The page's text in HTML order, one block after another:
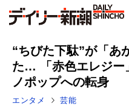
“ちびた下駄”が「あ
た… 「赤色エレジー
ノポップへの転身
エンタメ 芸能